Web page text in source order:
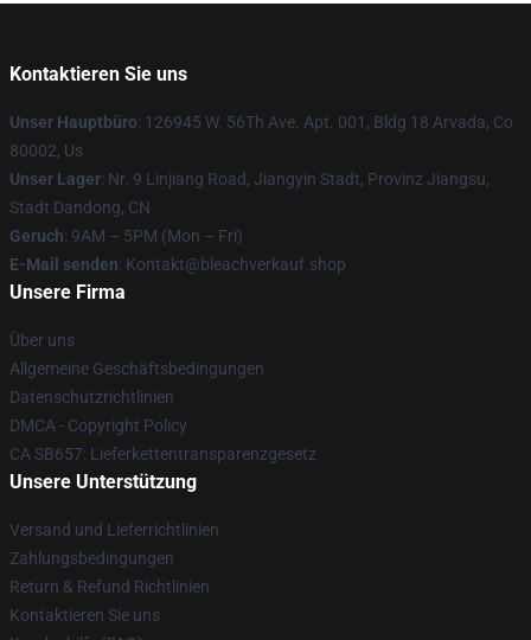
Kontaktieren Sie uns
Unser Hauptbüro: 126945 W. 56Th Ave. Apt. 001, Bldg 18 Arvada, Co
80002, Us
Unser Lager: Nr. 9 Linjiang Road, Jiangyin Stadt, Provinz Jiangsu,
Stadt Dandong, CN
Geruch: 9AM – 5PM (Mon – Fri)
E-Mail senden: Kontakt@bleachverkauf.shop
Unsere Firma
Über uns
Allgemeine Geschäftsbedingungen
Datenschutzrichtlinien
DMCA - Copyright Policy
CA SB657: Lieferkettentransparenzgesetz
Unsere Unterstützung
Versand und Lieferrichtlinien
Zahlungsbedingungen
Return & Refund Richtlinien
Kontaktieren Sie uns